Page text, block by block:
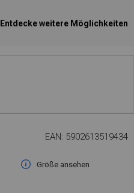
Entdecke weitere Möglichkeiten
EAN: 5902613519434
Größe ansehen